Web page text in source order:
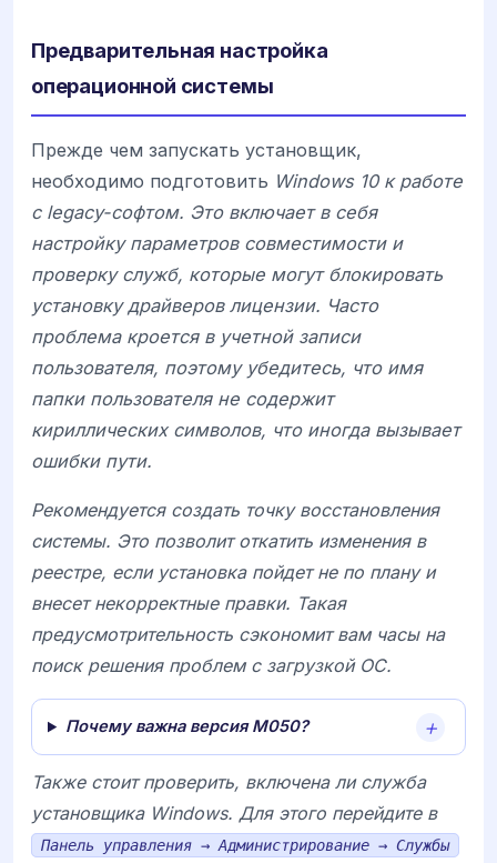
Предварительная настройка
операционной системы
Прежде чем запускать установщик,
необходимо подготовить Windows 10 к работе
с legacy-софтом. Это включает в себя
настройку параметров совместимости и
проверку служб, которые могут блокировать
установку драйверов лицензии. Часто
проблема кроется в учетной записи
пользователя, поэтому убедитесь, что имя
папки пользователя не содержит
кириллических символов, что иногда вызывает
ошибки пути.
Рекомендуется создать точку восстановления
системы. Это позволит откатить изменения в
реестре, если установка пойдет не по плану и
внесет некорректные правки. Такая
предусмотрительность сэкономит вам часы на
поиск решения проблем с загрузкой ОС.
Почему важна версия M050?
Также стоит проверить, включена ли служба
установщика Windows. Для этого перейдите в
Панель управления → Администрирование → Службы